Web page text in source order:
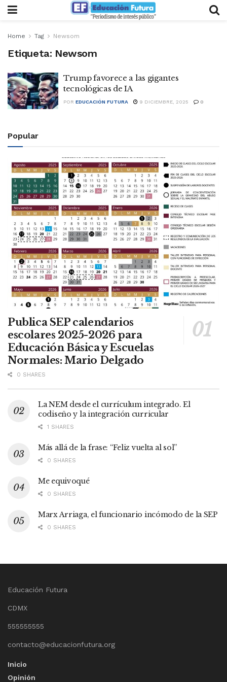
Home Tag Newsom
Etiqueta: Newsom
Trump favorece a las gigantes
tecnológicas de IA
POR EDUCACIÓN FUTURA 9 DICIEMBRE, 2025 0
Popular
Publica SEP calendarios
escolares 2025-2026 para
Educación Básica y Escuelas
Normales: Mario Delgado
0 SHARES
La NEM desde el currículum integrado. El
codiseño y la integración curricular
1 SHARES
Más allá de la frase: “Feliz vuelta al sol”
0 SHARES
Me equivoqué
0 SHARES
Marx Arriaga, el funcionario incómodo de la SEP
0 SHARES
Educación Futura
CDMX
555555555
contacto@educacionfutura.org
Inicio
Opinión